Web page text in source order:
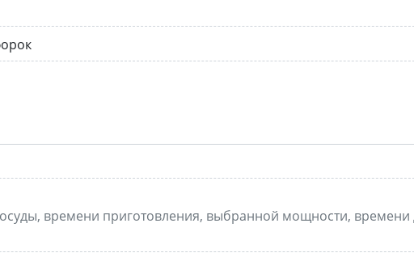
времени приготовления, выбранной мощности, времени